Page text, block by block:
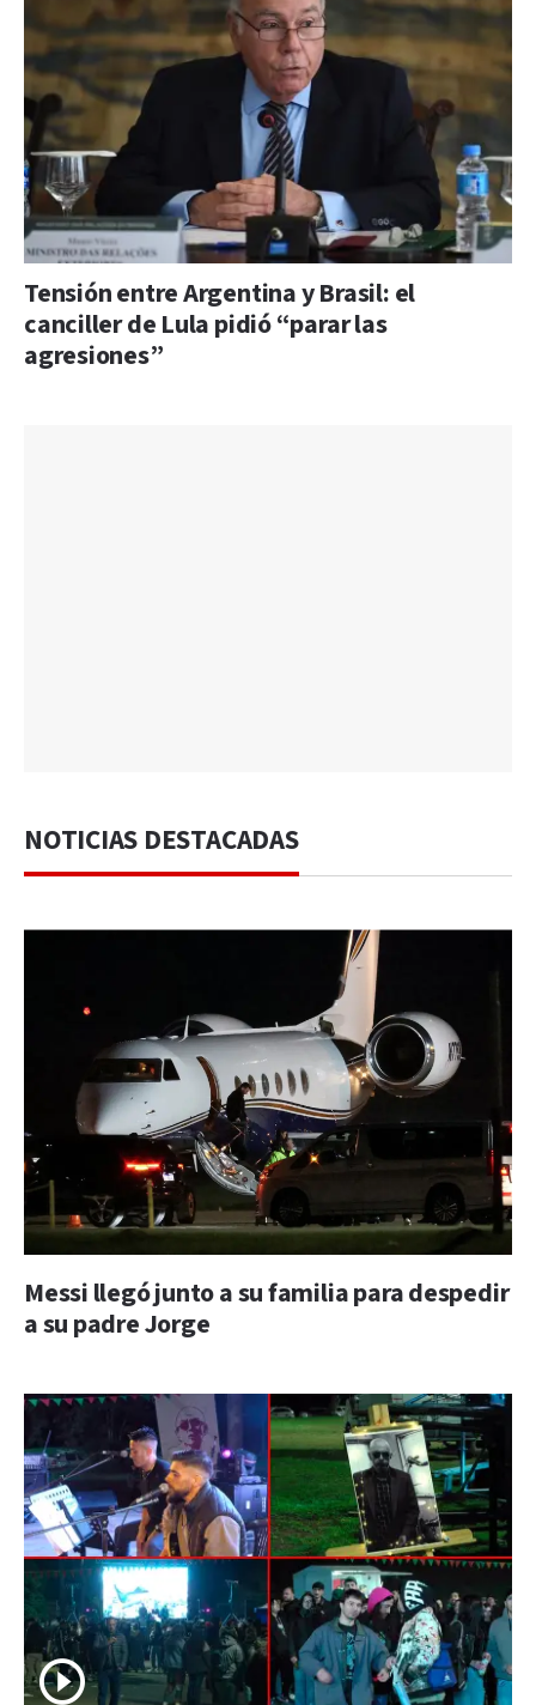
Tensión entre Argentina y Brasil: el
canciller de Lula pidió “parar las
agresiones”
NOTICIAS DESTACADAS
Messi llegó junto a su familia para despedir
a su padre Jorge